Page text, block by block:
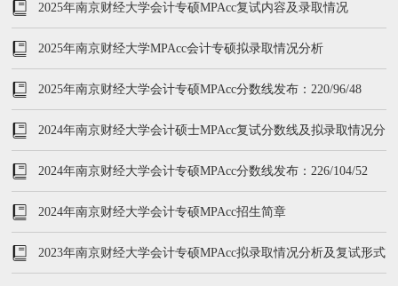
2025年南京财经大学会计专硕MPAcc复试内容及录取情况
2025年南京财经大学MPAcc会计专硕拟录取情况分析
2025年南京财经大学会计专硕MPAcc分数线发布：220/96/48
2024年南京财经大学会计硕士MPAcc复试分数线及拟录取情况分
析
2024年南京财经大学会计专硕MPAcc分数线发布：226/104/52
2024年南京财经大学会计专硕MPAcc招生简章
2023年南京财经大学会计专硕MPAcc拟录取情况分析及复试形式